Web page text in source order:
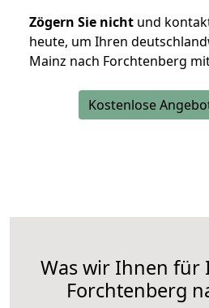
Zögern Sie nicht und
heute, um Ihren
Mainz nach Forchtenberg
Kostenlose
Was wir Ihnen für
Forchtenberg